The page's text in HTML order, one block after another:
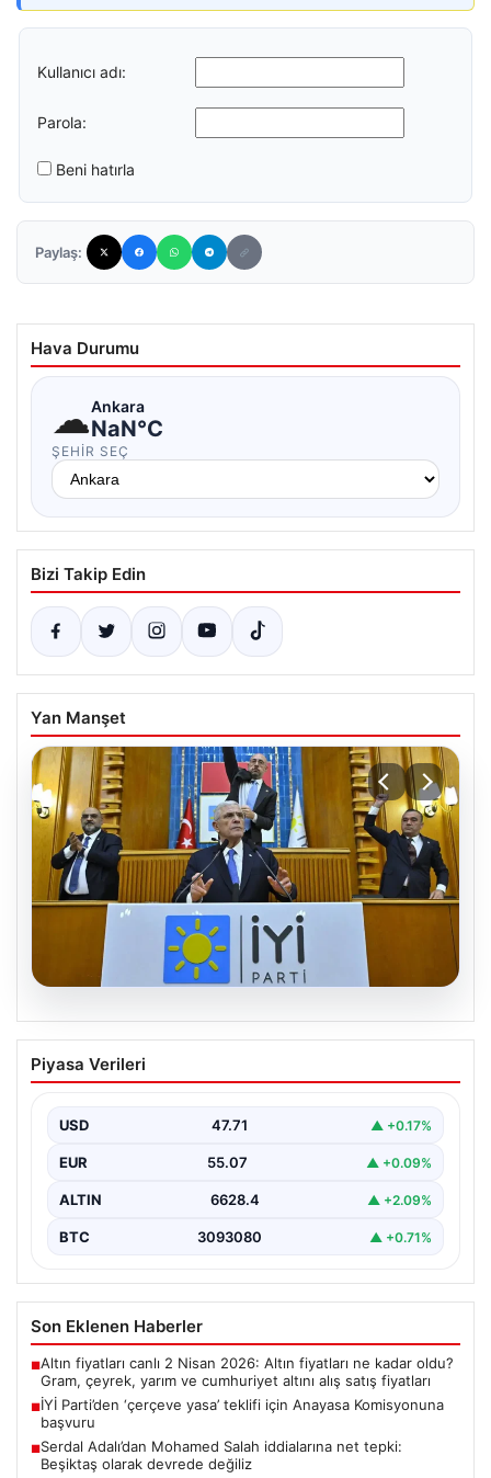
Kullanıcı adı:
Parola:
Beni hatırla
Paylaş:
Hava Durumu
☁Ankara
NaN°C
ŞEHIR SEÇ
Bizi Takip Edin
Yan Manşet
06.08.2026
İYİ Parti’den ‘çerçeve yasa’ teklifi için
Anayasa Komisyonuna başvuru
Piyasa Verileri
USD 47.71 ▲ +0.17%
EUR 55.07 ▲ +0.09%
ALTIN 6628.4 ▲ +2.09%
BTC 3093080 ▲ +0.71%
Son Eklenen Haberler
■Altın fiyatları canlı 2 Nisan 2026: Altın fiyatları ne kadar oldu?
Gram, çeyrek, yarım ve cumhuriyet altını alış satış fiyatları
■İYİ Parti’den ‘çerçeve yasa’ teklifi için Anayasa Komisyonuna
başvuru
■Serdal Adalı’dan Mohamed Salah iddialarına net tepki:
Beşiktaş olarak devrede değiliz